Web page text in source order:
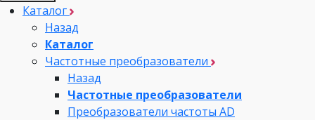
Каталог
Назад
Каталог
Частотные преобразователи
Назад
Частотные преобразователи
Преобразователи частоты AD